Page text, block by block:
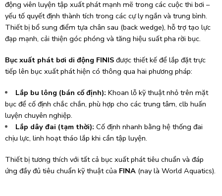
động viên luyện tập xuất phát mạnh mẽ trong các cuộc thi bơi –
yếu tố quyết định thành tích trong các cự ly ngắn và trung bình.
Thiết bị bổ sung điểm tựa chân sau (back wedge), hỗ trợ tạo lực
đạp mạnh, cải thiện góc phóng và tăng hiệu suất pha rời bục.
Bục xuất phát bơi di động FINIS được thiết kế để lắp đặt trực
tiếp lên bục xuất phát hiện có thông qua hai phương pháp:
Lắp bu lông (bán cố định): Khoan lỗ kỹ thuật nhỏ trên mặt
bục để cố định chắc chắn, phù hợp cho các trung tâm, clb huấn
luyện chuyên nghiệp.
Lắp dây đai (tạm thời): Cố định nhanh bằng hệ thống đai
chịu lực, linh hoạt tháo lắp khi cần tập luyện.
Thiết bị tương thích với tất cả bục xuất phát tiêu chuẩn và đáp
ứng đầy đủ tiêu chuẩn kỹ thuật của FINA (nay là World Aquatics).